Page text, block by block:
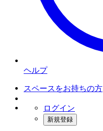
ヘルプ
スペースをお持ちの方
ログイン
新規登録